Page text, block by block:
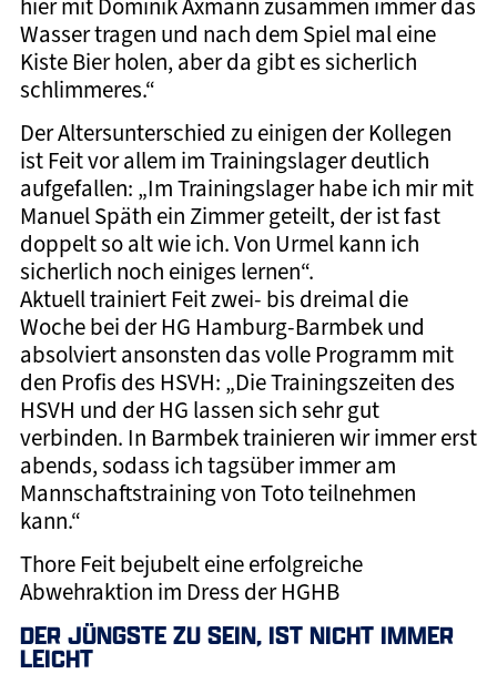
hier mit Dominik Axmann zusammen immer das
Wasser tragen und nach dem Spiel mal eine
Kiste Bier holen, aber da gibt es sicherlich
schlimmeres.“
Der Altersunterschied zu einigen der Kollegen
ist Feit vor allem im Trainingslager deutlich
aufgefallen: „Im Trainingslager habe ich mir mit
Manuel Späth ein Zimmer geteilt, der ist fast
doppelt so alt wie ich. Von Urmel kann ich
sicherlich noch einiges lernen“.
Aktuell trainiert Feit zwei- bis dreimal die
Woche bei der HG Hamburg-Barmbek und
absolviert ansonsten das volle Programm mit
den Profis des HSVH: „Die Trainingszeiten des
HSVH und der HG lassen sich sehr gut
verbinden. In Barmbek trainieren wir immer erst
abends, sodass ich tagsüber immer am
Mannschaftstraining von Toto teilnehmen
kann.“
Thore Feit bejubelt eine erfolgreiche
Abwehraktion im Dress der HGHB
DER JÜNGSTE ZU SEIN, IST NICHT IMMER
LEICHT